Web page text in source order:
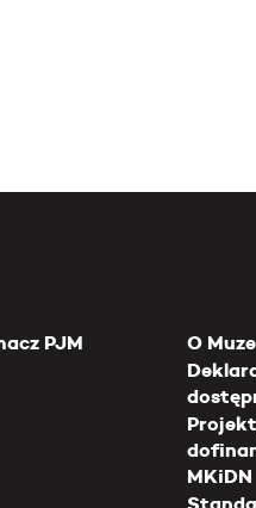
PJM
O
MKiDN